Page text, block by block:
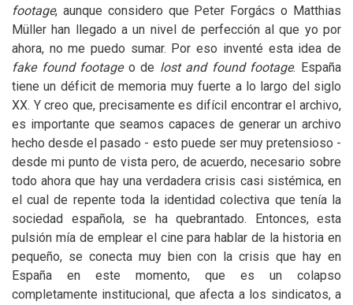
footage, aunque considero que Peter Forgács o Matthias
Müller han llegado a un nivel de perfección al que yo por
ahora, no me puedo sumar. Por eso inventé esta idea de
fake found footageo de lost and found footage. España
tiene un déficit de memoria muy fuerte a lo largo del siglo
XX. Y creo que, precisamente es difícil encontrar el archivo,
es importante que seamos capaces de generar un archivo
hecho desde el pasado - esto puede ser muy pretensioso -
desde mi punto de vista pero, de acuerdo, necesario sobre
todo ahora que hay una verdadera crisis casi sistémica, en
el cual de repente toda la identidad colectiva que tenía la
sociedad española, se ha quebrantado. Entonces, esta
pulsión mía de emplear el cine para hablar de la historia en
pequeño, se conecta muy bien con la crisis que hay en
España en este momento, que es un colapso
completamente institucional, que afecta a los sindicatos, a